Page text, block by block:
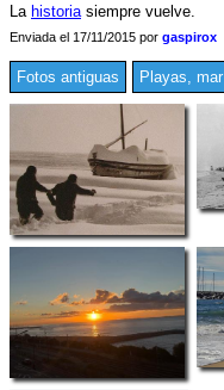
La historia siempre vuelve.
Enviada el 17/11/2015 por gaspirox
Fotos antiguas Playas, mar